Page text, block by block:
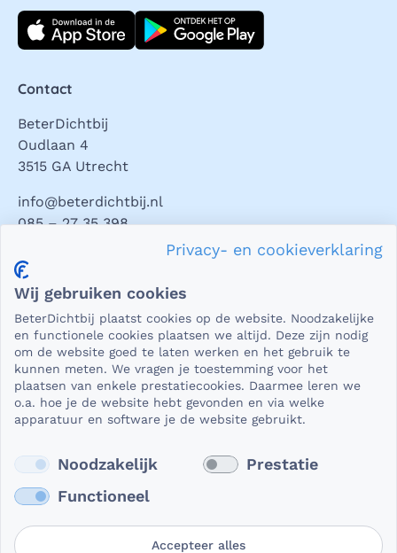
Download direct
Contact
BeterDichtbij
Oudlaan 4
3515 GA Utrecht
info@beterdichtbij.nl
085 – 27 35 398
Privacy en veiligheid
essentieel dat die beveiligd worden uitgewisseld. En dat
die gegevens niet in verkeerde handen vallen. Daar kun je
op rekenen bij BeterDichtbij.
Lees verder
Privacy- en cookieverklaring
Wij gebruiken cookies
BeterDichtbij plaatst cookies op de website. Noodzakelijke
en functionele cookies plaatsen we altijd. Deze zijn nodig
om de website goed te laten werken en het gebruik te
kunnen meten. We vragen je toestemming voor het
plaatsen van enkele prestatiecookies. Daarmee leren we
o.a. hoe je de website hebt gevonden en via welke
apparatuur en software je de website gebruikt.
Noodzakelijk
Prestatie
Functioneel
Accepteer alles